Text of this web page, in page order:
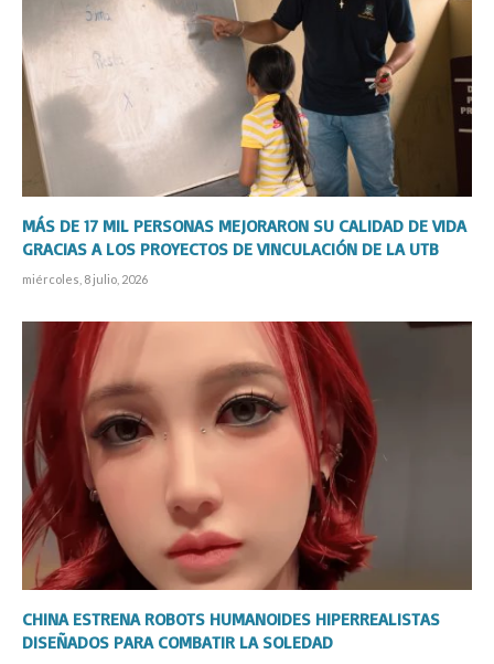
MÁS DE 17 MIL PERSONAS MEJORARON SU CALIDAD DE VIDA
GRACIAS A LOS PROYECTOS DE VINCULACIÓN DE LA UTB
miércoles, 8 julio, 2026
CHINA ESTRENA ROBOTS HUMANOIDES HIPERREALISTAS
DISEÑADOS PARA COMBATIR LA SOLEDAD